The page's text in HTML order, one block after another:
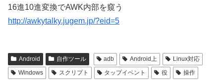
16進10進変換でAWK内部を窺う
http://awkytalky.jugem.jp/?eid=5
Android 自作ツール adb Android上
Linux対応
Windows
スクリプト タップイベント 役
操作